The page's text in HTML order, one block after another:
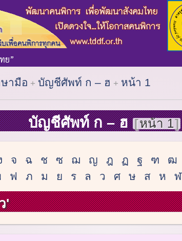
ามือ บัญชีศัพท์ ก – ฮ หน้า 1
บัญชีศัพท์ ก – ฮ หน้า 1
จ ฉ ช ซ ฌ ญ ฎ ฏ ฐ ฑ ฒ
ฟ ภ ม ย ร ล ว ศ ษ ส ห ฬ
'